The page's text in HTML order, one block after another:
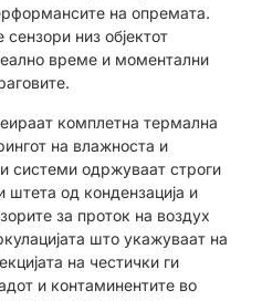
на опремата.
низ објектот
време и моментални
комплетна термална
на влажноста и
системи одржуваат строги
штета од кондензација и
за проток на воздух
што укажуваат на
на честички ги
и контаминентите во